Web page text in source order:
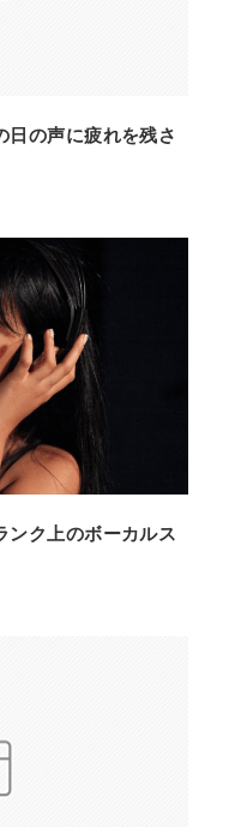
日の声に疲れを残さ
ンク上のボーカルス